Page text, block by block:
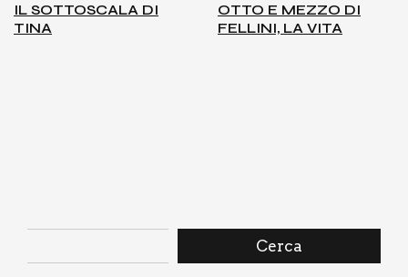
IL SOT­TO­SCA­LA DI
TINA
OTTO E MEZ­ZO DI
FEL­LI­NI, LA VITA
Cerca